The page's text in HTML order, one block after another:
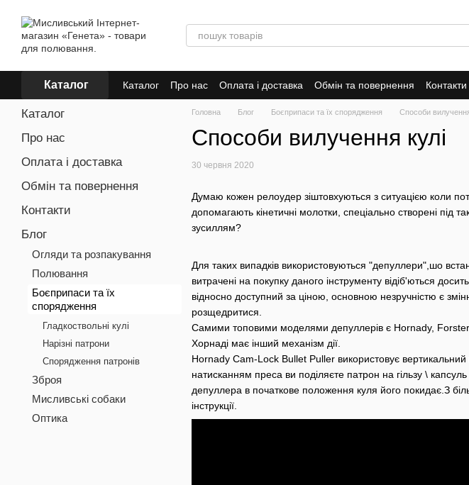
Каталог Каталог Про нас Оплата і доставка Обмін та повернення Контакти
Головна Блог Боєприпаси та їх спорядження Способи
Способи вилучення кулі
30 червня 2020
Думаю кожен релоудер зіштовхуються з ситуацією коли
допомагають кінетичні молотки, спеціально створені під
зусиллям?
Для таких випадків використовуються "депуллери",шо
витрачені на покупку даного інструменту відіб'ються
відносно доступний за ціною, основною незручністю є
розщедритися.
Самими топовими моделями депуллерів є Hornady, Forster
Хорнаді має інший механізм дії.
Hornady Cam-Lock Bullet Puller використовує вертикальний
натисканням преса ви поділяєте патрон на гільзу \
депуллера в початкове положення куля його покидає.З
інструкції.
Каталог
Про нас
Оплата і доставка
Обмін та повернення
Контакти
Блог
Огляди та розпакування
Полювання
Боєприпаси та їх
спорядження
Гладкоствольні кулі
Нарізні патрони
Спорядження патронів
Зброя
Мисливські собаки
Оптика